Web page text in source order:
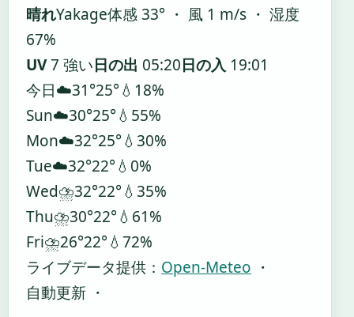
晴れYakage体感 33° ・ 風 1 m/s ・ 湿度
67%
UV7 強い日の出 05:20日の入 19:01
今日☁️31°25°💧18%
Sun☁️30°25°💧55%
Mon☁️32°25°💧30%
Tue☁️32°22°💧0%
Wed⛈️32°22°💧35%
Thu⛈️30°22°💧61%
Fri⛈️26°22°💧72%
ライブデータ提供： Open-Meteo ・
自動更新 ・